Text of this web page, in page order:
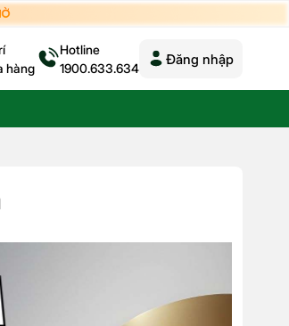
hàng
Hotline
1900.633.634
Đăng nhập